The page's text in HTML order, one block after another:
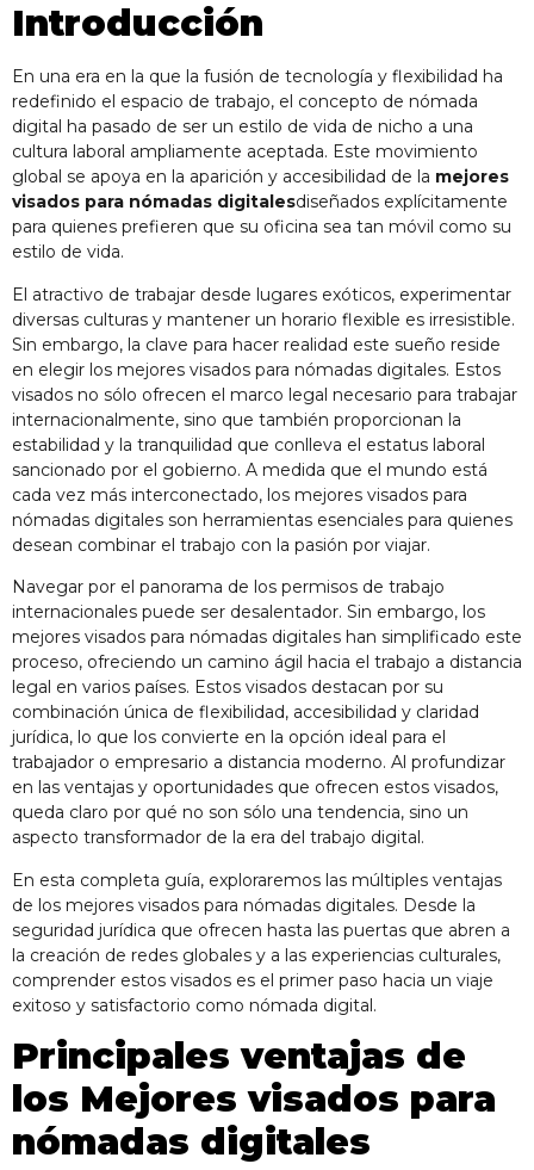
Introducción
En una era en la que la fusión de tecnología y flexibilidad ha
redefinido el espacio de trabajo, el concepto de nómada
digital ha pasado de ser un estilo de vida de nicho a una
cultura laboral ampliamente aceptada. Este movimiento
global se apoya en la aparición y accesibilidad de la mejores
visados para nómadas digitalesdiseñados explícitamente
para quienes prefieren que su oficina sea tan móvil como su
estilo de vida.
El atractivo de trabajar desde lugares exóticos, experimentar
diversas culturas y mantener un horario flexible es irresistible.
Sin embargo, la clave para hacer realidad este sueño reside
en elegir los mejores visados para nómadas digitales. Estos
visados no sólo ofrecen el marco legal necesario para trabajar
internacionalmente, sino que también proporcionan la
estabilidad y la tranquilidad que conlleva el estatus laboral
sancionado por el gobierno. A medida que el mundo está
cada vez más interconectado, los mejores visados para
nómadas digitales son herramientas esenciales para quienes
desean combinar el trabajo con la pasión por viajar.
Navegar por el panorama de los permisos de trabajo
internacionales puede ser desalentador. Sin embargo, los
mejores visados para nómadas digitales han simplificado este
proceso, ofreciendo un camino ágil hacia el trabajo a distancia
legal en varios países. Estos visados destacan por su
combinación única de flexibilidad, accesibilidad y claridad
jurídica, lo que los convierte en la opción ideal para el
trabajador o empresario a distancia moderno. Al profundizar
en las ventajas y oportunidades que ofrecen estos visados,
queda claro por qué no son sólo una tendencia, sino un
aspecto transformador de la era del trabajo digital.
En esta completa guía, exploraremos las múltiples ventajas
de los mejores visados para nómadas digitales. Desde la
seguridad jurídica que ofrecen hasta las puertas que abren a
la creación de redes globales y a las experiencias culturales,
comprender estos visados es el primer paso hacia un viaje
exitoso y satisfactorio como nómada digital.
Principales ventajas de
los Mejores visados para
nómadas digitales